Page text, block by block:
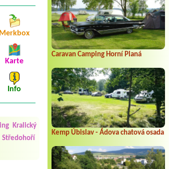
Caravan Camping Horní Planá
Kemp Úbislav - Ádova chatová osada
Merkbox
Karte
Info
Kralický
Středohoří
papír i
připadala
se choval